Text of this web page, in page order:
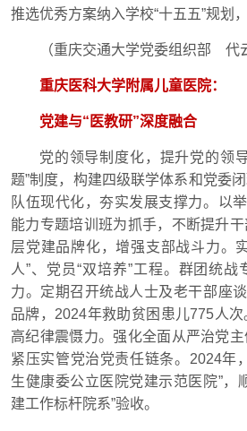
推选优秀方案纳入学校“十五五”规划
（重庆交通大学党委组织部 代
重庆医科大学附属儿童医院：
党建与“医教研”深度融合
党的领导制度化，提升党的领
题”制度，构建四级联学体系和党委
队伍现代化，夯实发展支撑力。以
能力专题培训班为抓手，不断提升
层党建品牌化，增强支部战斗力。
人”、党员“双培养”工程。群团统
力。定期召开统战人士及老干部座
品牌，2024年救助贫困患儿775人
高纪律震慑力。强化全面从严治党
紧压实管党治党责任链条。2024年
生健康委公立医院党建示范医院”，
建工作标杆院系”验收。